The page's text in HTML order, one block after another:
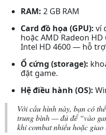
RAM: 2 GB RAM
Card đồ họa (GPU): ví
hoặc AMD Radeon
Intel HD 4600 — hỗ trợ
Ổ cứng (storage):
đặt game.
Hệ điều hành (OS):
Với cấu hình này, bạn có
trung bình — đủ để “vào
khi combat nhiều hoặc giao